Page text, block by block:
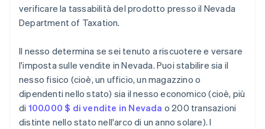
verificare la tassabilità del prodotto presso il Nevada
Department of Taxation.
Il nesso determina se sei tenuto a riscuotere e versare
l'imposta sulle vendite in Nevada. Puoi stabilire sia il
nesso fisico (cioè, un ufficio, un magazzino o
dipendenti nello stato) sia il nesso economico (cioè, più
di 100.000 $ di vendite in Nevada o 200 transazioni
distinte nello stato nell'arco di un anno solare). I